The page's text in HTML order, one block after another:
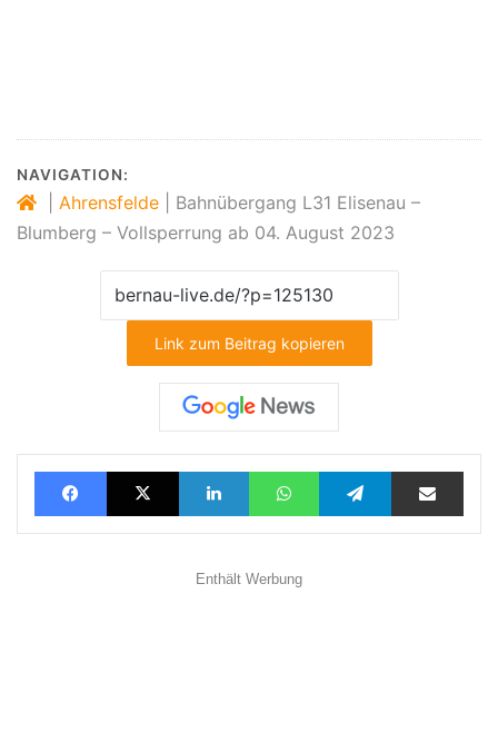
NAVIGATION:
Ahrensfelde
Bahnübergang L31 Elisenau –
Blumberg – Vollsperrung ab 04. August 2023
Link zum Beitrag kopieren
FacebookX LinkedInWhatsAppTelegramTeilen via E-Mail
Enthält Werbung